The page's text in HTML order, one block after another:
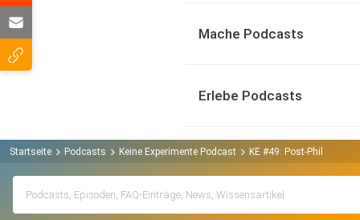
Mache Podcasts
Erlebe Podcasts
Startseite Podcasts Keine Experimente Podcast KE #49: Post-Philosophie